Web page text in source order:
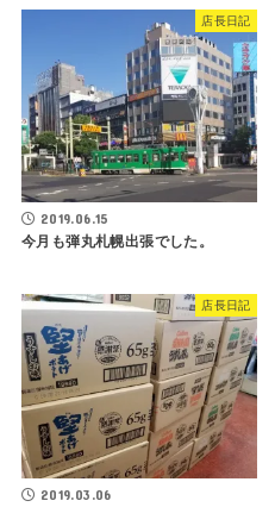
店長日記
2019.06.15
今月も弾丸札幌出張でした。
店長日記
2019.03.06